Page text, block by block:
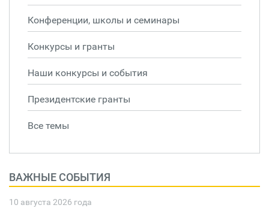
Конференции, школы и семинары
Конкурсы и гранты
Наши конкурсы и события
Президентские гранты
Все темы
ВАЖНЫЕ СОБЫТИЯ
10 августа 2026 года